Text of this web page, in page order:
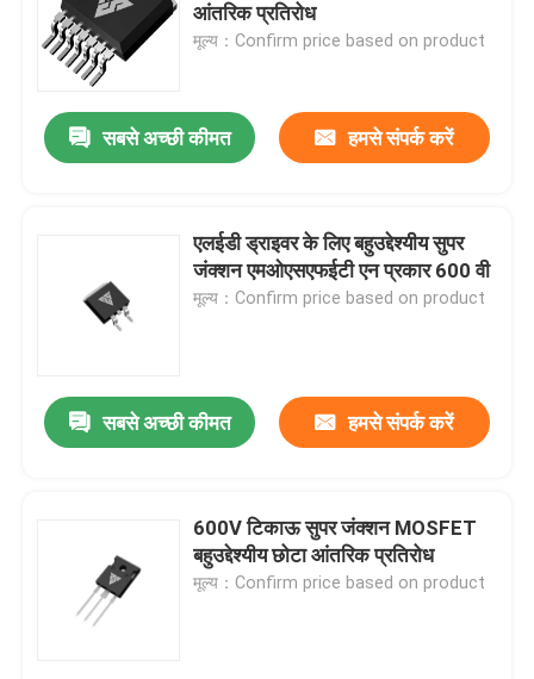
आंतरिक प्रतिरोध
मूल्य：Confirm price based on product
सबसे अच्छी कीमत हमसे संपर्क करें
एलईडी ड्राइवर के लिए बहुउद्देश्यीय सुपर
जंक्शन एमओएसएफईटी एन प्रकार 600 वी
मूल्य：Confirm price based on product
सबसे अच्छी कीमत हमसे संपर्क करें
600V टिकाऊ सुपर जंक्शन MOSFET
बहुउद्देश्यीय छोटा आंतरिक प्रतिरोध
मूल्य：Confirm price based on product